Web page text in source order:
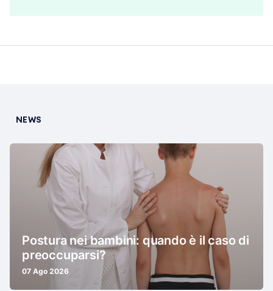
NEWS
Postura nei bambini: quando è il caso di
preoccuparsi?
07 Ago 2026